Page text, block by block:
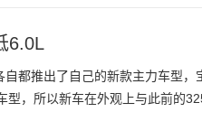
6.0L
都推出了自己的新款主力车型，
型，所以新车在外观上与此前的